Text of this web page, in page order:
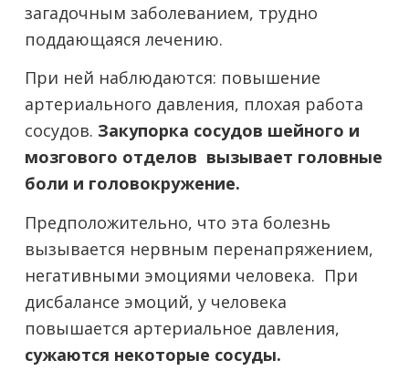
загадочным заболеванием, трудно
поддающаяся лечению.
При ней наблюдаются: повышение
артериального давления, плохая работа
сосудов. Закупорка сосудов шейного и
мозгового отделов вызывает головные
боли и головокружение.
Предположительно, что эта болезнь
вызывается нервным перенапряжением,
негативными эмоциями человека. При
дисбалансе эмоций, у человека
повышается артериальное давления,
сужаются некоторые сосуды.